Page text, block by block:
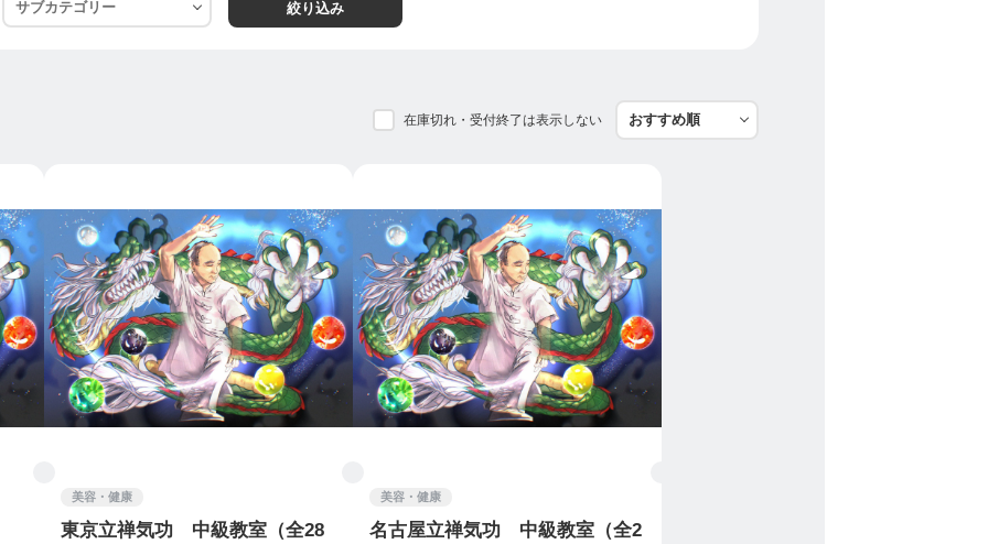
式名称を「少林寺内勁一指禅（しょうりんじ ないけい い
ンドから中国に仏教を伝えた際、インド伝統医学に基づく
かのぼります。
展を続け、今日まで受け継がれてきました。
「自律神経を整える効果がある」「日常生活の中で無理な
す。
動禅」に大別されますが、当流派では約7割を「立禅」が
筋肉を使って“動かない運動”を行うことで、全身の「気」
神経を穏やかに整えます。
けやすく、健康と美容の両面から心身を調えることができ
絞り込み
在庫切れ・受付終了は表示しない
美容・健康
東京立禅気功 中級教室（全28
美容・健康
名古屋立禅気功 中級教室（全2